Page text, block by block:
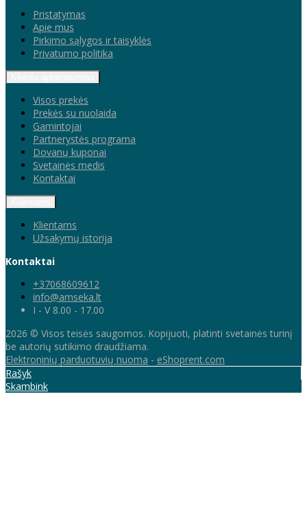
Pristatymas
Apie mus
Pirkimo sąlygos ir taisyklės
Privatumo politika
Visos prekės
Prekės su nuolaida
Gamintojai
Partnerystės programa
Dovanų kuponai
Svetainės medis
Kontaktai
Klientams
Užsakymų istorija
Kontaktai
+37068609612
info@amseka.lt
I - V 8.00 - 17.00
2026 © Visos teisės saugomos. Kopijuoti, platinti svetainės turinį
be autorių sutikimo draudžiama.
Elektroninių parduotuvių nuoma - eShoprent.com
Rašyk
Skambink